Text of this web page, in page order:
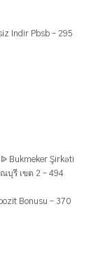
Indir Pbsb – 295
Bukmeker Şirkəti
บุรี เขต 2 – 494
Bonusu – 370